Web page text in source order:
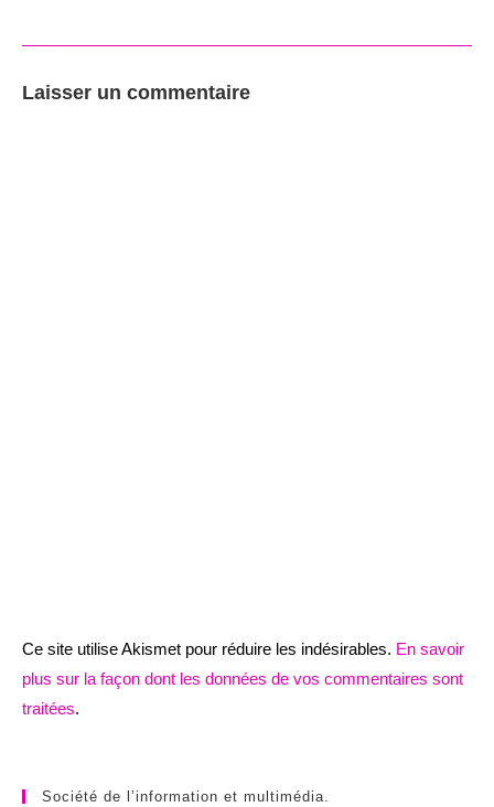
Laisser un commentaire
Ce site utilise Akismet pour réduire les indésirables. En savoir
plus sur la façon dont les données de vos commentaires sont
traitées.
Société de l’information et multimédia.